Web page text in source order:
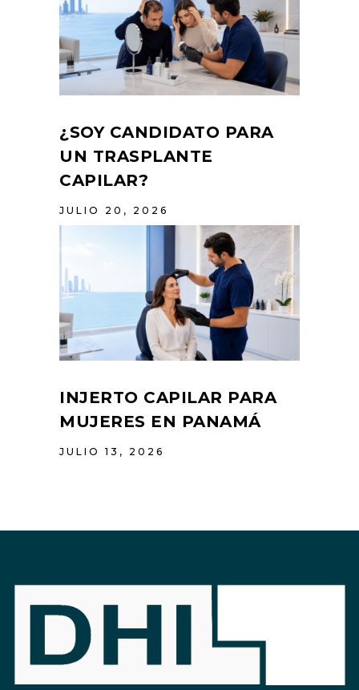
¿SOY CANDIDATO PARA
UN TRASPLANTE
CAPILAR?
JULIO 20, 2026
INJERTO CAPILAR PARA
MUJERES EN PANAMÁ
JULIO 13, 2026